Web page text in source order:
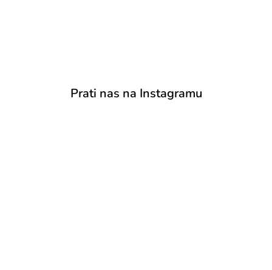
Prati nas na Instagramu